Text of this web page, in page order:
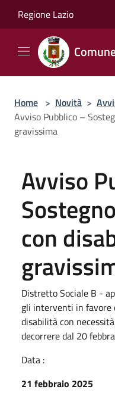
Regione Lazio
Home > Novità >
Avviso Pubblico –
gravissima
Avviso
con
Distretto Sociale B -
gli interventi in favore
disabilità con
decorrere dal 20
Data :
21 febbraio 2025